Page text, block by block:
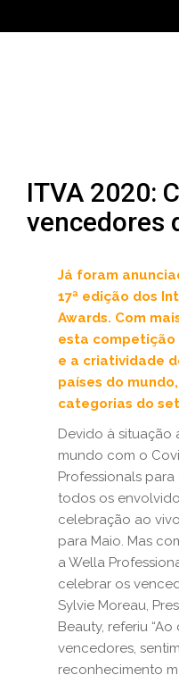
ITVA 2020:
vencedores
Já foram
17ª edição dos
Awards. Com
esta
e a criatividade
países do
categorias do
Devido à situação
mundo com o
Professionals
todos os
celebração ao
para Maio. Mas
a Wella
celebrar os
Sylvie Moreau,
Beauty, referiu
vencedores,
reconhecimento